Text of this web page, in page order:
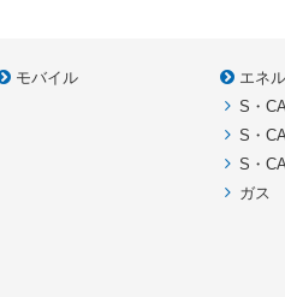
モバイル
エネ
S・
S・
S・
ガス